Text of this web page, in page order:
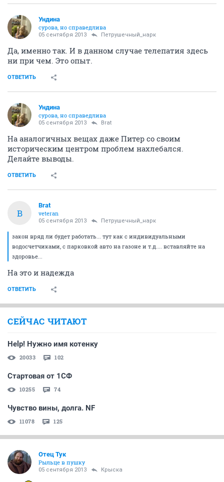
Ундинa
сурова, но справедлива
05 сентября 2013 Петрушечный_нарк
Да, именно так. И в данном случае телепатия здесь
ни при чем. Это опыт.
ОТВЕТИТЬ
Ундинa
сурова, но справедлива
05 сентября 2013 Brat
На аналогичных вещах даже Питер со своим
историческим центром проблем нахлебался.
Делайте выводы.
ОТВЕТИТЬ
B
Brat
veteran
05 сентября 2013 Петрушечный_нарк
закон вряд ли будет работать... тут как с индивидуальными
водосчетчиками, с парковкой авто на газоне и т.д.... вставляйте на
здоровье...
На это и надежда
ОТВЕТИТЬ
СЕЙЧАС ЧИТАЮТ
Help! Нужно имя котенку
20033 102
Стартовая от 1СФ
10255 74
Чувство вины, долга. NF
11078 125
Отец Тук
Рыльце в пушку
05 сентября 2013 Крыска